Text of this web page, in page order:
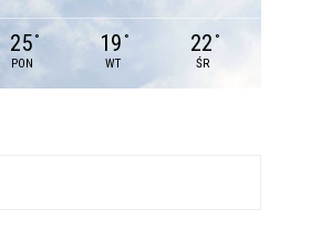
25 °
PON
19 °
WT
22 °
ŚR